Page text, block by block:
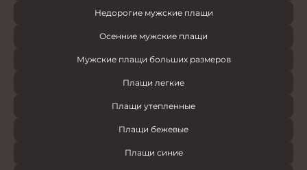
Недорогие мужские плащи
Осенние мужские плащи
Мужские плащи больших размеров
Плащи легкие
Плащи утепленные
Плащи бежевые
Плащи синие